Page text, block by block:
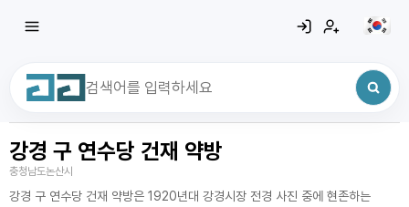
최근 검색어
강경 구 연수당 건재 약방
충청남도논산시
강경 구 연수당 건재 약방은 1920년대 강경시장 전경 사진 중에 현존하는